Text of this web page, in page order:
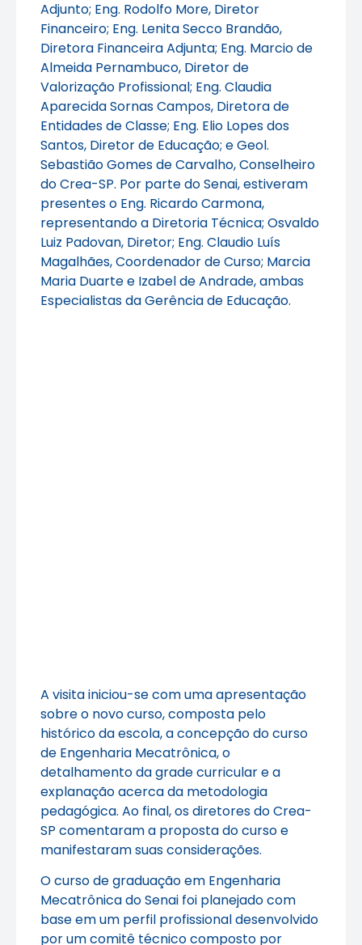
Adjunto; Eng. Rodolfo More, Diretor
Financeiro; Eng. Lenita Secco Brandão,
Diretora Financeira Adjunta; Eng. Marcio de
Almeida Pernambuco, Diretor de
Valorização Profissional; Eng. Claudia
Aparecida Sornas Campos, Diretora de
Entidades de Classe; Eng. Elio Lopes dos
Santos, Diretor de Educação; e Geol.
Sebastião Gomes de Carvalho, Conselheiro
do Crea-SP. Por parte do Senai, estiveram
presentes o Eng. Ricardo Carmona,
representando a Diretoria Técnica; Osvaldo
Luiz Padovan, Diretor; Eng. Claudio Luís
Magalhães, Coordenador de Curso; Marcia
Maria Duarte e Izabel de Andrade, ambas
Especialistas da Gerência de Educação.
A visita iniciou-se com uma apresentação
sobre o novo curso, composta pelo
histórico da escola, a concepção do curso
de Engenharia Mecatrônica, o
detalhamento da grade curricular e a
explanação acerca da metodologia
pedagógica. Ao final, os diretores do Crea-
SP comentaram a proposta do curso e
manifestaram suas considerações.
O curso de graduação em Engenharia
Mecatrônica do Senai foi planejado com
base em um perfil profissional desenvolvido
por um comitê técnico composto por